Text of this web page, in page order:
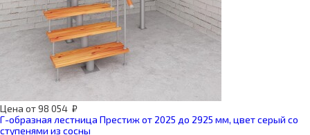
Цена от98 054 ₽
Г-образная лестница Престиж от 2025 до 2925 мм, цвет серый со
ступенями из сосны